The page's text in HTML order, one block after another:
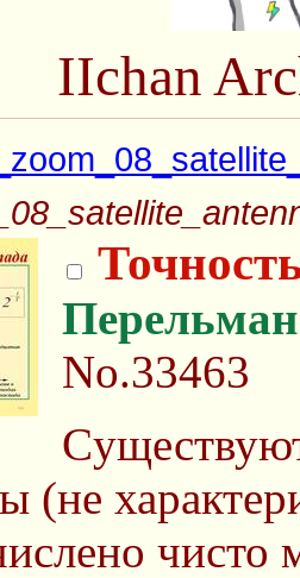
IIchan
Перельман
No.33463
(не
чисто